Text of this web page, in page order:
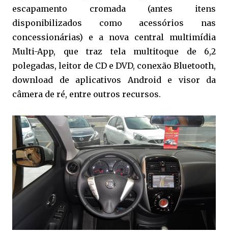
escapamento cromada (antes itens
disponibilizados como acessórios nas
concessionárias) e a nova central multimídia
Multi-App, que traz tela multitoque de 6,2
polegadas, leitor de CD e DVD, conexão Bluetooth,
download de aplicativos Android e visor da
câmera de ré, entre outros recursos.